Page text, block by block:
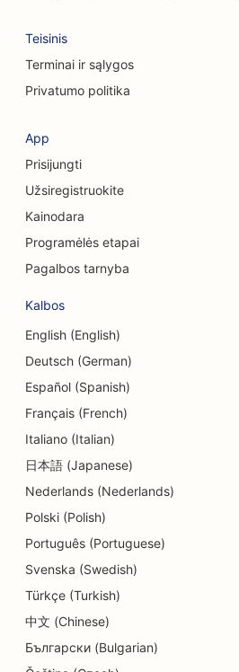
SEO konsultacinėms įmonėms
SEO kavos parduotuvėms
SEO drabužių parduotuvėms
SEO keksiukų parduotuvėms
Valiutos keitimo paslaugų SEO
Šokių studijų SEO
SEO optimizavimas vaikų
SEO skolų konsultavimo
Delis SEO
SEO odontologijos klinikoms
Detalių parduotuvių SEO
SEO parduotuvėms, kuriose
keksiukais
SEO sausoms valykloms
SEO švietimo ir vaikų priežiūros
Teisinis
Terminai ir sąlygos
Privatumo politika
App
Prisijungti
Užsiregistruokite
Kainodara
Programėlės etapai
Pagalbos tarnyba
Kalbos
English (English)
Deutsch (German)
Español (Spanish)
Français (French)
Italiano (Italian)
日本語 (Japanese)
Nederlands (Nederlands)
Polski (Polish)
Português (Portuguese)
Svenska (Swedish)
Türkçe (Turkish)
中文 (Chinese)
Български (Bulgarian)